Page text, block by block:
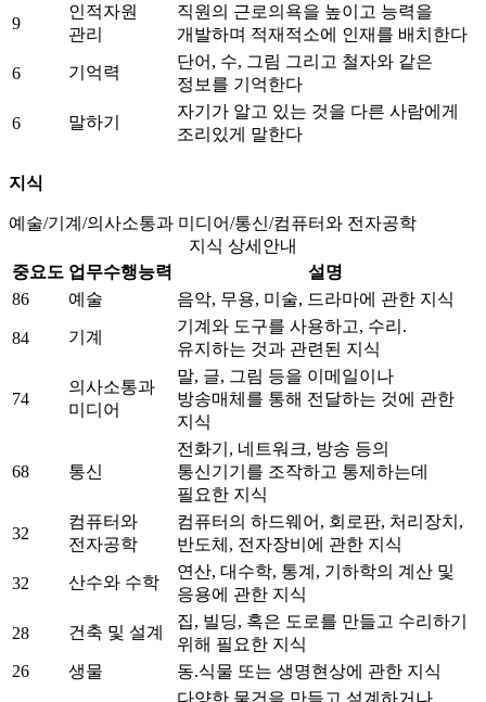
9
인적자원
관리
직원의 근로의욕을 높이고 능력을
개발하며 적재적소에 인재를 배치한다
6 기억력
단어, 수, 그림 그리고 철자와 같은
정보를 기억한다
6 말하기
자기가 알고 있는 것을 다른 사람에게
조리있게 말한다
지식
예술/기계/의사소통과 미디어/통신/컴퓨터와 전자공학
지식 상세안내
중요도 업무수행능력
설명
86
예술 음악, 무용, 미술, 드라마에 관한 지식
84 기계
기계와 도구를 사용하고, 수리.
유지하는 것과 관련된 지식
74
의사소통과
미디어
말, 글, 그림 등을 이메일이나
방송매체를 통해 전달하는 것에 관한
지식
68 통신
전화기, 네트워크, 방송 등의
통신기기를 조작하고 통제하는데
필요한 지식
32
컴퓨터와
전자공학
컴퓨터의 하드웨어, 회로판, 처리장치,
반도체, 전자장비에 관한 지식
32 산수와 수학
연산, 대수학, 통계, 기하학의 계산 및
응용에 관한 지식
28 건축 및 설계
집, 빌딩, 혹은 도로를 만들고 수리하기
위해 필요한 지식
26
생물
동.식물 또는 생명현상에 관한 지식
다양한 물건을 만들고 설계하거나